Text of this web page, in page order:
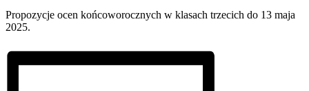
Propozycje ocen końcoworocznych w klasach trzecich do 13 maja
2025.